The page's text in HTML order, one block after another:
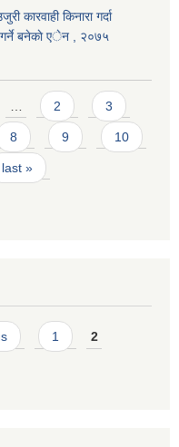
कारवाही किनारा गर्दा
गर्ने बनेकाे एेन , २०७५
2 3
8 9 10
last »
1 2